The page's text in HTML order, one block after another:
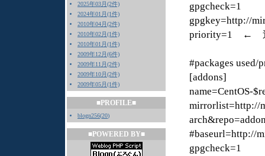
2025年03月(2件)
2024年01月(1件)
2010年04月(2件)
2010年02月(1件)
2010年01月(1件)
2009年12月(6件)
2009年11月(2件)
2009年10月(2件)
2009年05月(1件)
■PROFILE■
blogn256(20)
■POWERED BY■
gpgcheck=1
gpgkey=http://
priority=1 ←
#packages used/
[addons]
name=CentOS-
mirrorlist=http://
#baseurl=http://
gpgcheck=1